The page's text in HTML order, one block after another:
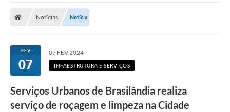
Transparência
Câmara Municipal
e-SIC
Notícias Notícia
FEV
07
07 FEV 2024
INFAESTRUTURA E SERVIÇOS
Serviços Urbanos de Brasilândia realiza
serviço de roçagem e limpeza na Cidade